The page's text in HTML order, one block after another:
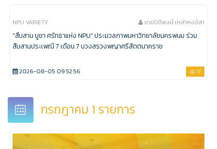
NPU VARIETY นายปิติพงษ์ เหล่าหงษ์สา
"สืบสาน บูชา ศรัทธาแห่ง NPU" ประมวลภาพมหาวิทยาลัยนครพนม ร่วม
สืบสานประเพณี 7 เดือน 7 บวงสรวงพญาศรีสัตตนาคราช
2026-08-05 09:52:56 17
กรกฎาคม 1 รายการ